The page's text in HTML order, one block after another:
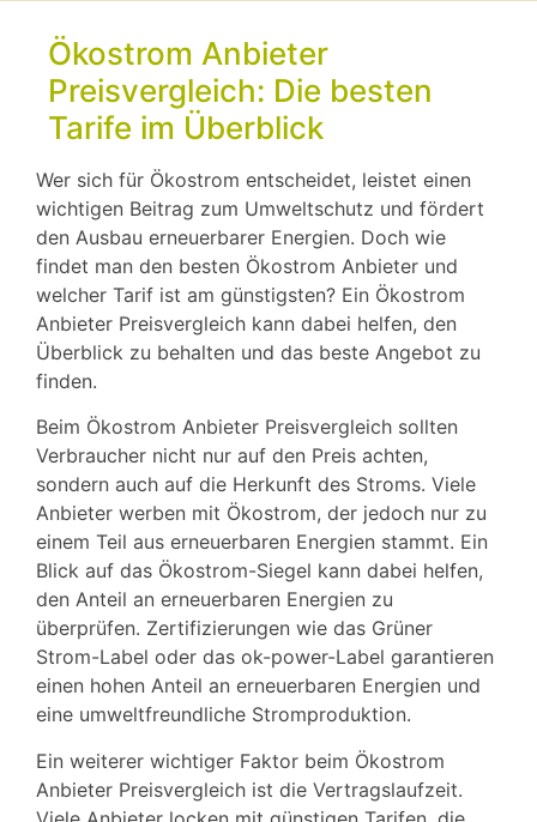
Ökostrom Anbieter
Preisvergleich: Die besten
Tarife im Überblick
Wer sich für Ökostrom entscheidet, leistet einen
wichtigen Beitrag zum Umweltschutz und fördert
den Ausbau erneuerbarer Energien. Doch wie
findet man den besten Ökostrom Anbieter und
welcher Tarif ist am günstigsten? Ein Ökostrom
Anbieter Preisvergleich kann dabei helfen, den
Überblick zu behalten und das beste Angebot zu
finden.
Beim Ökostrom Anbieter Preisvergleich sollten
Verbraucher nicht nur auf den Preis achten,
sondern auch auf die Herkunft des Stroms. Viele
Anbieter werben mit Ökostrom, der jedoch nur zu
einem Teil aus erneuerbaren Energien stammt. Ein
Blick auf das Ökostrom-Siegel kann dabei helfen,
den Anteil an erneuerbaren Energien zu
überprüfen. Zertifizierungen wie das Grüner
Strom-Label oder das ok-power-Label garantieren
einen hohen Anteil an erneuerbaren Energien und
eine umweltfreundliche Stromproduktion.
Ein weiterer wichtiger Faktor beim Ökostrom
Anbieter Preisvergleich ist die Vertragslaufzeit.